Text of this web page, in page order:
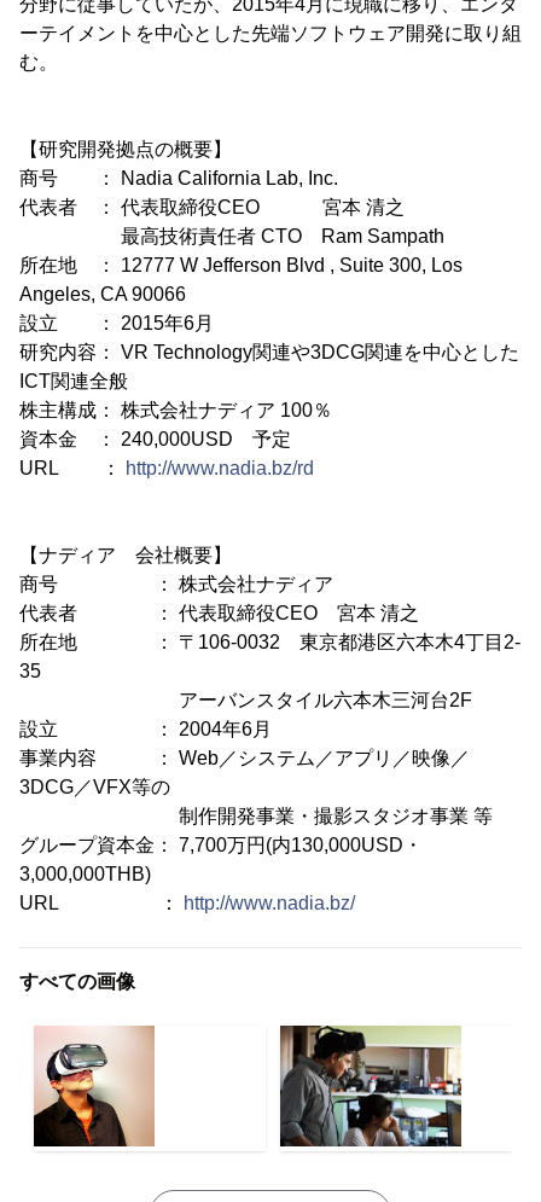
分野に従事していたが、2015年4月に現職に移り、エンタ
ーテイメントを中心とした先端ソフトウェア開発に取り組
む。
【研究開発拠点の概要】
商号 ： Nadia California Lab, Inc.
代表者 ： 代表取締役CEO 宮本 清之
最高技術責任者 CTO Ram Sampath
所在地 ： 12777 W Jefferson Blvd , Suite 300, Los
Angeles, CA 90066
設立 ： 2015年6月
研究内容： VR Technology関連や3DCG関連を中心とした
ICT関連全般
株主構成： 株式会社ナディア 100％
資本金 ： 240,000USD 予定
URL ：
http://www.nadia.bz/rd
【ナディア 会社概要】
商号 ： 株式会社ナディア
代表者 ： 代表取締役CEO 宮本 清之
所在地 ： 〒106-0032 東京都港区六本木4丁目2-
35
アーバンスタイル六本木三河台2F
設立 ： 2004年6月
事業内容 ： Web／システム／アプリ／映像／
3DCG／VFX等の
制作開発事業・撮影スタジオ事業 等
グループ資本金： 7,700万円(内130,000USD・
3,000,000THB)
URL ：
http://www.nadia.bz/
すべての画像